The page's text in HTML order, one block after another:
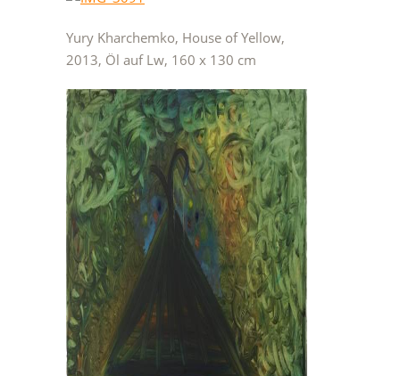
Yury Kharchemko, House of Yellow,
2013, Öl auf Lw, 160 x 130 cm